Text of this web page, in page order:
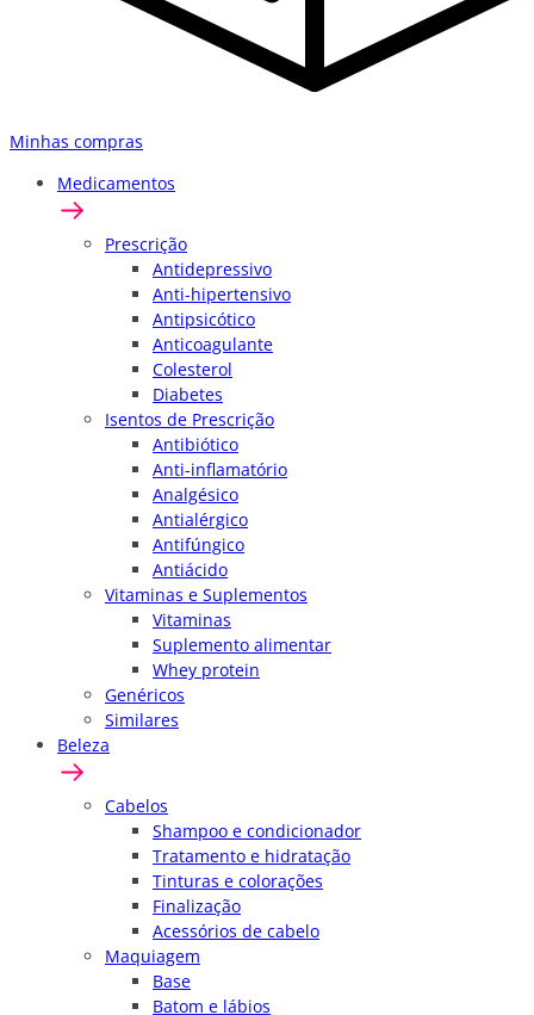
Minhas compras
Medicamentos
Prescrição
Antidepressivo
Anti-hipertensivo
Antipsicótico
Anticoagulante
Colesterol
Diabetes
Isentos de Prescrição
Antibiótico
Anti-inflamatório
Analgésico
Antialérgico
Antifúngico
Antiácido
Vitaminas e Suplementos
Vitaminas
Suplemento alimentar
Whey protein
Genéricos
Similares
Beleza
Cabelos
Shampoo e condicionador
Tratamento e hidratação
Tinturas e colorações
Finalização
Acessórios de cabelo
Maquiagem
Base
Batom e lábios